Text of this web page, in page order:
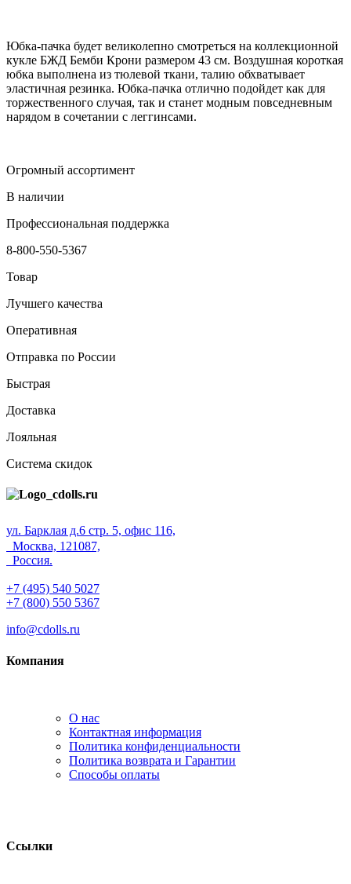
Юбка-пачка будет великолепно смотреться на коллекционной
кукле БЖД Бемби Крони размером 43 см. Воздушная короткая
юбка выполнена из тюлевой ткани, талию обхватывает
эластичная резинка. Юбка-пачка отлично подойдет как для
торжественного случая, так и станет модным повседневным
нарядом в сочетании с леггинсами.
Огромный ассортимент
В наличии
Профессиональная поддержка
8-800-550-5367
Товар
Лучшего качества
Оперативная
Отправка по России
Быстрая
Доставка
Лояльная
Система скидок
ул. Барклая д.6 стр. 5, офис 116,
Москва, 121087,
Россия.
+7 (495) 540 5027
+7 (800) 550 5367
info@cdolls.ru
Компания
О нас
Контактная информация
Политика конфиденциальности
Политика возврата и Гарантии
Способы оплаты
Ссылки